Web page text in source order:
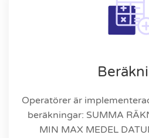
Operatörer är
beräkningar: SUMMA
MIN MAX MEDEL